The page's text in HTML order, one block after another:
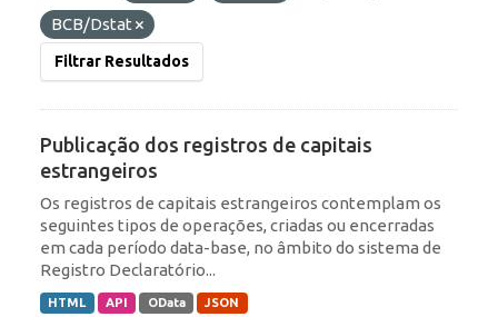
BCB/Dstat
Filtrar Resultados
Publicação dos registros de capitais
estrangeiros
Os registros de capitais estrangeiros contemplam os
seguintes tipos de operações, criadas ou encerradas
em cada período data-base, no âmbito do sistema de
Registro Declaratório...
HTML API OData JSON